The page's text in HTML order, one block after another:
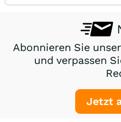
Abonnieren Sie
und verpassen
Jetzt